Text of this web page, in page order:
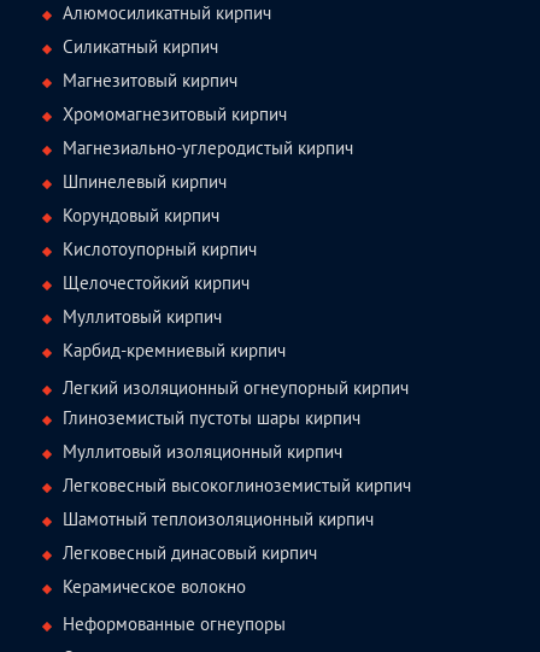
Алюмосиликатный кирпич
Силикатный кирпич
Магнезитовый кирпич
Хромомагнезитовый кирпич
Магнезиально-углеродистый кирпич
Шпинелевый кирпич
Корундовый кирпич
Кислотоупорный кирпич
Щелочестойкий кирпич
Муллитовый кирпич
Карбид-кремниевый кирпич
Легкий изоляционный огнеупорный кирпич
Глиноземистый пустоты шары кирпич
Муллитовый изоляционный кирпич
Легковесный высокоглиноземистый кирпич
Шамотный теплоизоляционный кирпич
Легковесный динасовый кирпич
Керамическое волокно
Неформованные огнеупоры